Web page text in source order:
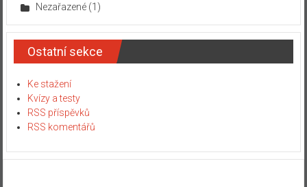
Nezařazené(1)
Ostatní sekce
Ke stažení
Kvízy a testy
RSS příspěvků
RSS komentářů